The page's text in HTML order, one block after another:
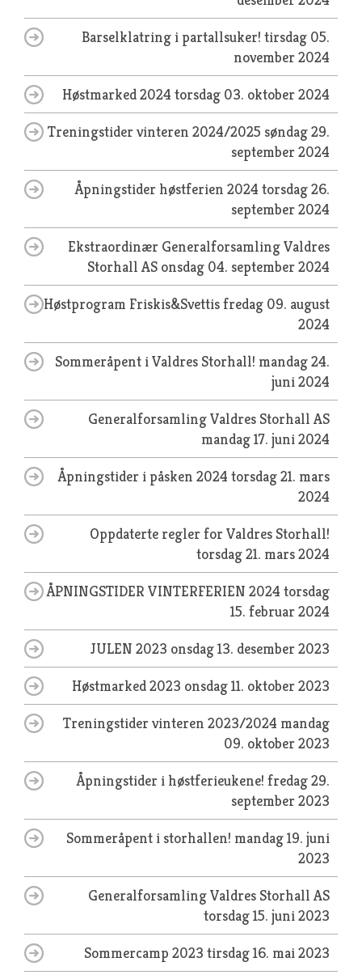
Barselklatring i partallsuker! tirsdag 05.
november 2024
Høstmarked 2024 torsdag 03. oktober 2024
Treningstider vinteren 2024/2025 søndag 29.
september 2024
Åpningstider høstferien 2024 torsdag 26.
september 2024
Ekstraordinær Generalforsamling Valdres
Storhall AS onsdag 04. september 2024
Høstprogram Friskis&Svettisfredag 09. august
2024
Sommeråpent i Valdres Storhall! mandag 24.
juni 2024
Generalforsamling Valdres Storhall AS
mandag 17. juni 2024
Åpningstider i påsken 2024 torsdag 21. mars
2024
Oppdaterte regler for Valdres Storhall!
torsdag 21. mars 2024
ÅPNINGSTIDER VINTERFERIEN 2024 torsdag
15. februar 2024
JULEN 2023 onsdag 13. desember 2023
Høstmarked 2023 onsdag 11. oktober 2023
Treningstider vinteren 2023/2024 mandag
09. oktober 2023
Åpningstider i høstferieukene! fredag 29.
september 2023
Sommeråpent i storhallen! mandag 19. juni
2023
Generalforsamling Valdres Storhall AS
torsdag 15. juni 2023
Sommercamp 2023 tirsdag 16. mai 2023